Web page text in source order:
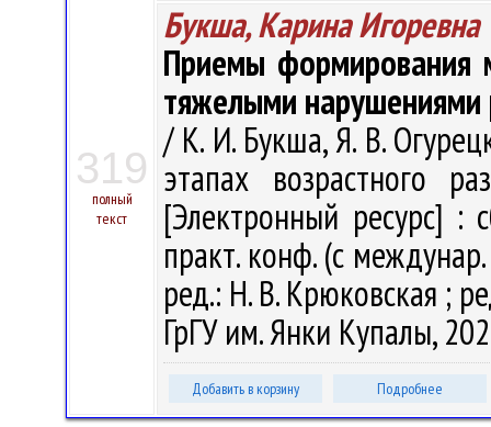
319
полный
текст
Букша, Карина Игоревна
Приемы формирования
тяжелыми нарушениями
/ К. И. Букша, Я. В.
этапах возрастного
[Электронный ресурс] :
практ. конф. (с
ред.: Н. В. Крюковская ;
ГрГУ им. Янки Купалы,
Добавить в корзину Подробнее